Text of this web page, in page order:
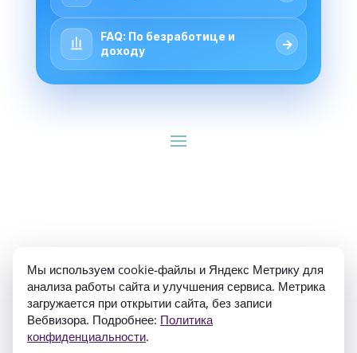
FAQ: По безработице и
доходу
→
ИП Гуляев Е.А. ОГРН 310784709900570 ИНН
781020474307
Мы используем cookie-файлы и Яндекс Метрику для
анализа работы сайта и улучшения сервиса. Метрика
загружается при открытии сайта, без записи
Вебвизора. Подробнее: Политика
конфиденциальности.